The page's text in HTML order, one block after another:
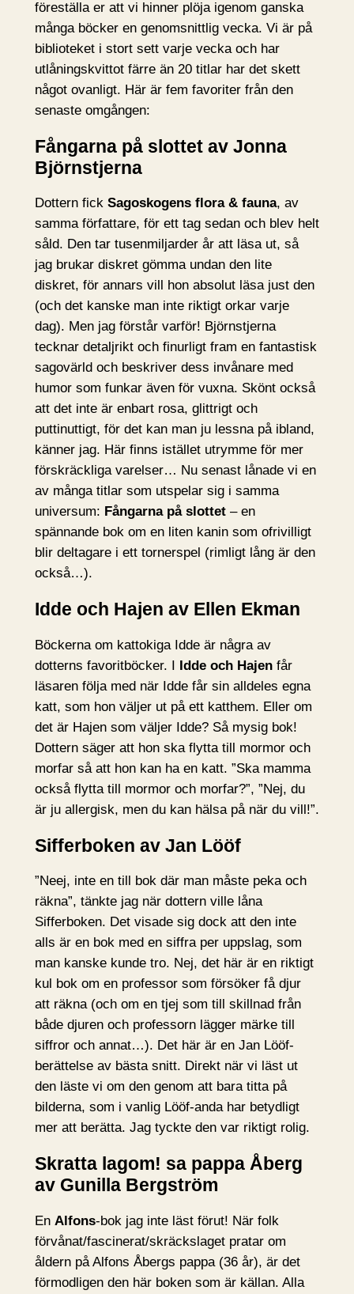
föreställa er att vi hinner plöja igenom ganska
många böcker en genomsnittlig vecka. Vi är på
biblioteket i stort sett varje vecka och har
utlåningskvittot färre än 20 titlar har det skett
något ovanligt. Här är fem favoriter från den
senaste omgången:
Fångarna på slottet av Jonna
Björnstjerna
Dottern fick Sagoskogens flora & fauna, av
samma författare, för ett tag sedan och blev helt
såld. Den tar tusenmiljarder år att läsa ut, så
jag brukar diskret gömma undan den lite
diskret, för annars vill hon absolut läsa just den
(och det kanske man inte riktigt orkar varje
dag). Men jag förstår varför! Björnstjerna
tecknar detaljrikt och finurligt fram en fantastisk
sagovärld och beskriver dess invånare med
humor som funkar även för vuxna. Skönt också
att det inte är enbart rosa, glittrigt och
puttinuttigt, för det kan man ju lessna på ibland,
känner jag. Här finns istället utrymme för mer
förskräckliga varelser… Nu senast lånade vi en
av många titlar som utspelar sig i samma
universum: Fångarna på slottet– en
spännande bok om en liten kanin som ofrivilligt
blir deltagare i ett tornerspel (rimligt lång är den
också…).
Idde och Hajen av Ellen Ekman
Böckerna om kattokiga Idde är några av
dotterns favoritböcker. I Idde och Hajenfår
läsaren följa med när Idde får sin alldeles egna
katt, som hon väljer ut på ett katthem. Eller om
det är Hajen som väljer Idde? Så mysig bok!
Dottern säger att hon ska flytta till mormor och
morfar så att hon kan ha en katt. ”Ska mamma
också flytta till mormor och morfar?”, ”Nej, du
är ju allergisk, men du kan hälsa på när du vill!”.
Sifferboken av Jan Lööf
”Neej, inte en till bok där man måste peka och
räkna”, tänkte jag när dottern ville låna
Sifferboken. Det visade sig dock att den inte
alls är en bok med en siffra per uppslag, som
man kanske kunde tro. Nej, det här är en riktigt
kul bok om en professor som försöker få djur
att räkna (och om en tjej som till skillnad från
både djuren och professorn lägger märke till
siffror och annat…). Det här är en Jan Lööf-
berättelse av bästa snitt. Direkt när vi läst ut
den läste vi om den genom att bara titta på
bilderna, som i vanlig Lööf-anda har betydligt
mer att berätta. Jag tyckte den var riktigt rolig.
Skratta lagom! sa pappa Åberg
av Gunilla Bergström
En Alfons-bok jag inte läst förut! När folk
förvånat/fascinerat/skräckslaget pratar om
åldern på Alfons Åbergs pappa (36 år), är det
förmodligen den här boken som är källan. Alla